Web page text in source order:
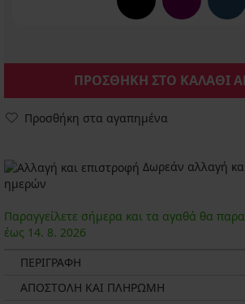
ΠΡΟΣΘΗΚΗ ΣΤΟ ΚΑΛΑΘΙ
Προσθήκη στα αγαπημένα
Δωρεάν αλλαγή
ημερών
Παραγγείλετε σήμερα και τα αγαθά θα
έως 14. 8. 2026
ΠΕΡΙΓΡΑΦΗ
ΑΠΟΣΤΟΛΗ ΚΑΙ ΠΛΗΡΩΜΗ